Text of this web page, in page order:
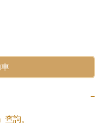
−
詢。